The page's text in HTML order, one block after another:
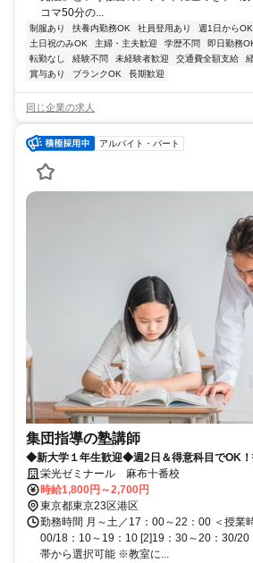
コマ50分の...
制服あり 扶養内勤務OK 社員登用あり 週1日からOK
土日祝のみOK
主婦・主夫歓迎 学歴不問 即日勤務
転勤なし
経験不問 未経験者歓迎 交通費全額支給
賞与あり
ブランクOK 長期歓迎
同じ企業の求人
アルバイト・パート
集団指導の塾講師
◆新大学１年生歓迎◆週2日＆得意科目でOK！
♪
栄光ゼミナール 麻布十番校
時給1,800円～2,700円
東京都東京23区港区
勤務時間 月～土／17：00～22：00 ＜授業
00/18：10～19：10 [2]19：30～20：30/20
帯から選択可能 ※教室に...